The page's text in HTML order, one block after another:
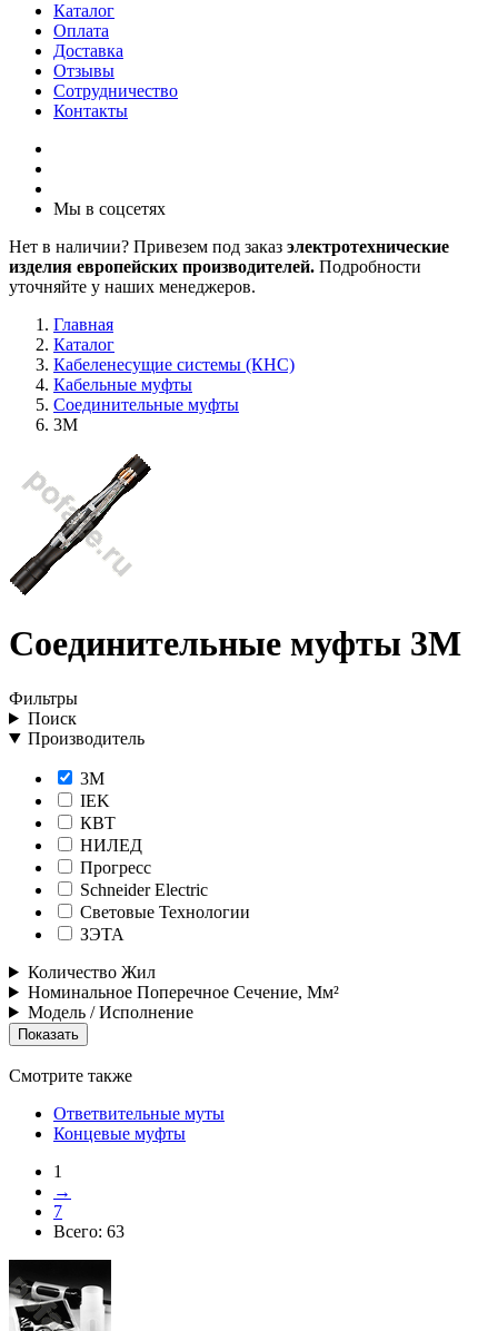
Каталог
Оплата
Доставка
Отзывы
Сотрудничество
Контакты
Мы в соцсетях
Нет в наличии? Привезем под заказ электротехнические
изделия европейских производителей. Подробности
уточняйте у наших менеджеров.
Главная
Каталог
Кабеленесущие системы (КНС)
Кабельные муфты
Соединительные муфты
3M
Соединительные муфты 3M
Фильтры
Поиск
Производитель
3M
IEK
КВТ
НИЛЕД
Прогресс
Schneider Electric
Световые Технологии
ЗЭТА
Количество Жил
Номинальное Поперечное Сечение, Мм²
Модель / Исполнение
Смотрите также
Ответвительные муты
Концевые муфты
1
→
7
Всего: 63